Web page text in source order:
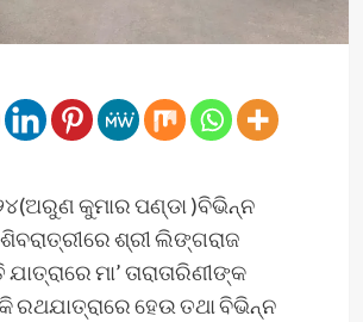
କୁମାର ପଣ୍ଡା )ବିଭିନ୍ନ
ଶିବରାତ୍ରୀରେ ଶ୍ରୀ ଲିଙ୍ଗରାଜ
ମା’ ତାରାତାରିଣୀଙ୍କ
ରଥଯାତ୍ରାରେ ହେଉ ତଥା ବିଭିନ୍ନ